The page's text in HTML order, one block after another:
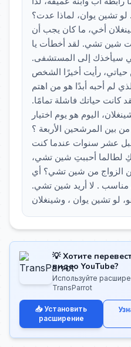
تشين يوان، لماذا عدت؟
أخي، ما كان يجب أن
شين تشي. لقد أخطأت يا
سيأخذك إلى المستشفى.
حياتي، رأيت أخيرًا الشخص
لم أحبه أبدًا هو من اهتم
كانت حياتك فاشلة تمامًا.
اليوم هو يوم اختيار
بين المرشحين الأربعة ؟
عشر سنوات عندما كنت
لطالما أحببتِ شين تشي،
الزواج من شين تشي؟ أي
. لا أريد شين تشي.
💡 Хотите
видео YouTube?
Используйте
TransParrot
📥 Установить
расширение